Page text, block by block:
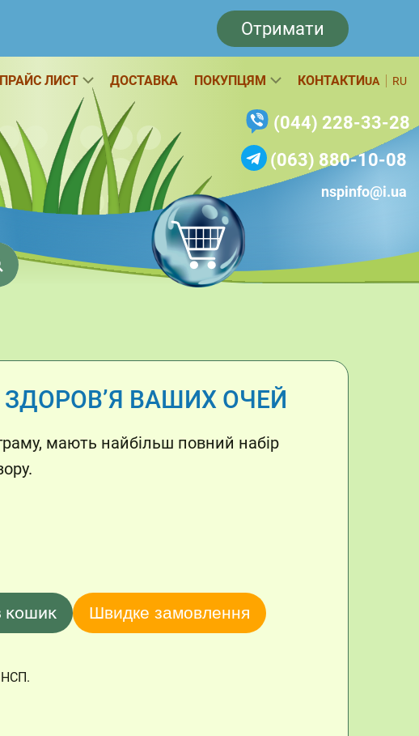
ПРАЙС ЛИСТ ДОСТАВКА ПОКУПЦЯМ КОНТАКТИUA RU
(044) 228-33-28
(063) 880-10-08
nspinfo@i.ua
Отримати
ЗДОРОВ’Я ВАШИХ ОЧЕЙ
мають найбільш повний набір
кошик Швидке замовлення
НСП.